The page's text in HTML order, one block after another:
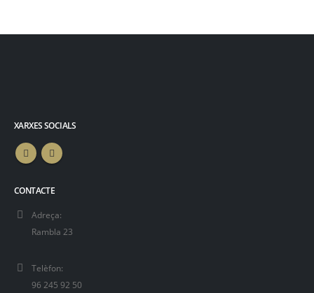
XARXES SOCIALS
CONTACTE
Adreça:
Rambla 23
Telèfon:
96 245 92 50